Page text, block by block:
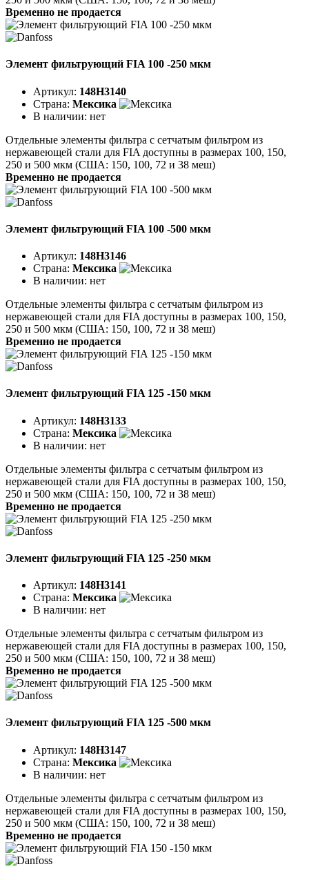
Временно не продается
Элемент фильтрующий FIA 100 -250 мкм
Артикул: 148H3140
Страна: Мексика
В наличии: нет
Отдельные элементы фильтра с сетчатым фильтром из
нержавеющей стали для FIA доступны в размерах 100, 150,
250 и 500 мкм (США: 150, 100, 72 и 38 меш)
Временно не продается
Элемент фильтрующий FIA 100 -500 мкм
Артикул: 148H3146
Страна: Мексика
В наличии: нет
Отдельные элементы фильтра с сетчатым фильтром из
нержавеющей стали для FIA доступны в размерах 100, 150,
250 и 500 мкм (США: 150, 100, 72 и 38 меш)
Временно не продается
Элемент фильтрующий FIA 125 -150 мкм
Артикул: 148H3133
Страна: Мексика
В наличии: нет
Отдельные элементы фильтра с сетчатым фильтром из
нержавеющей стали для FIA доступны в размерах 100, 150,
250 и 500 мкм (США: 150, 100, 72 и 38 меш)
Временно не продается
Элемент фильтрующий FIA 125 -250 мкм
Артикул: 148H3141
Страна: Мексика
В наличии: нет
Отдельные элементы фильтра с сетчатым фильтром из
нержавеющей стали для FIA доступны в размерах 100, 150,
250 и 500 мкм (США: 150, 100, 72 и 38 меш)
Временно не продается
Элемент фильтрующий FIA 125 -500 мкм
Артикул: 148H3147
Страна: Мексика
В наличии: нет
Отдельные элементы фильтра с сетчатым фильтром из
нержавеющей стали для FIA доступны в размерах 100, 150,
250 и 500 мкм (США: 150, 100, 72 и 38 меш)
Временно не продается